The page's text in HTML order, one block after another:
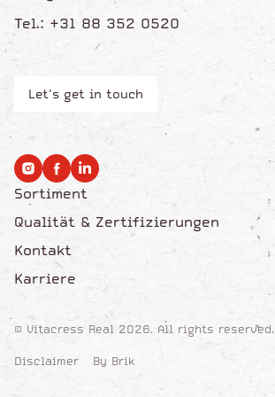
Tel.: +31 88 352 0520
Let's get in touch
Sortiment
Qualität & Zertifizierungen
Kontakt
Karriere
© Vitacress Real 2026. All rights reserved.
Disclaimer By Brik